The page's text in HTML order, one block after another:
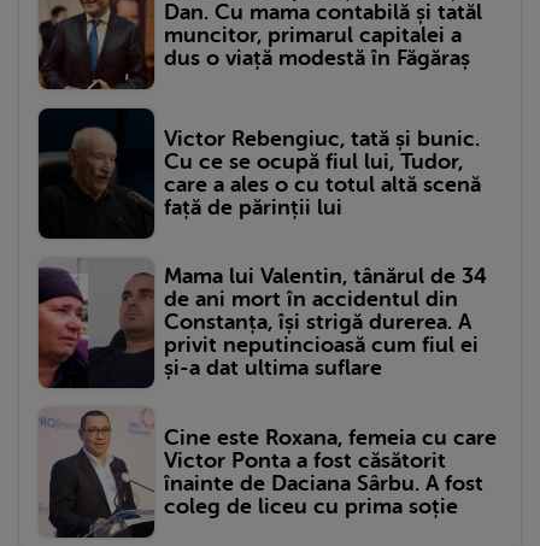
Dan. Cu mama contabilă și tatăl
muncitor, primarul capitalei a
dus o viață modestă în Făgăraș
Victor Rebengiuc, tată și bunic.
Cu ce se ocupă fiul lui, Tudor,
care a ales o cu totul altă scenă
față de părinții lui
Mama lui Valentin, tânărul de 34
de ani mort în accidentul din
Constanța, își strigă durerea. A
privit neputincioasă cum fiul ei
și-a dat ultima suflare
Cine este Roxana, femeia cu care
Victor Ponta a fost căsătorit
înainte de Daciana Sârbu. A fost
coleg de liceu cu prima soție